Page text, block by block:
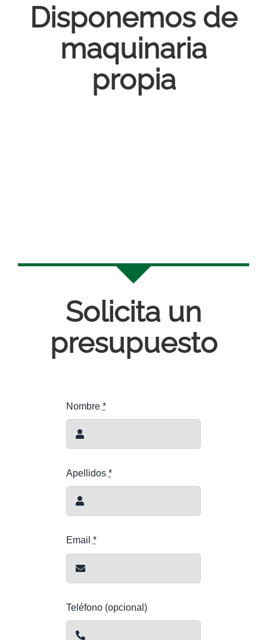
Disponemos de
maquinaria
propia
Solicita un
presupuesto
Nombre *
Apellidos *
Email *
Teléfono (opcional)